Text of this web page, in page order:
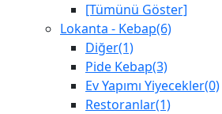
[Tümünü Göster]
Lokanta - Kebap(6)
Diğer(1)
Pide Kebap(3)
Ev Yapımı Yiyecekler(0)
Restoranlar(1)